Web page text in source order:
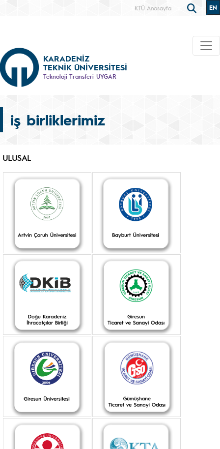
KTÜ Anasayfa EN
KARADENİZ
TEKNİK ÜNİVERSİTESİ
Teknoloji Transferi UYGAR
iş birliklerimiz
ULUSAL